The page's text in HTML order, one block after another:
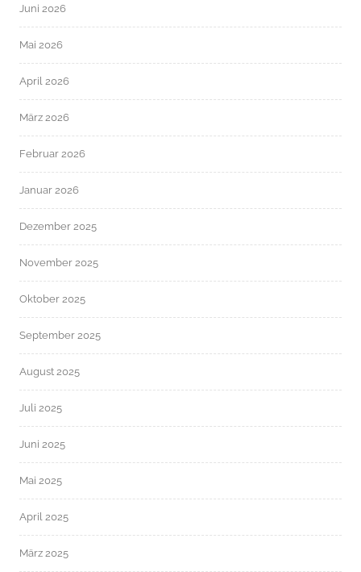
Juni 2026
Mai 2026
April 2026
März 2026
Februar 2026
Januar 2026
Dezember 2025
November 2025
Oktober 2025
September 2025
August 2025
Juli 2025
Juni 2025
Mai 2025
April 2025
März 2025